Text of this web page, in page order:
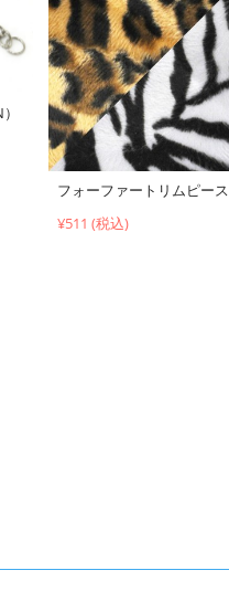
フォーファートリムピース
¥511 (税込)